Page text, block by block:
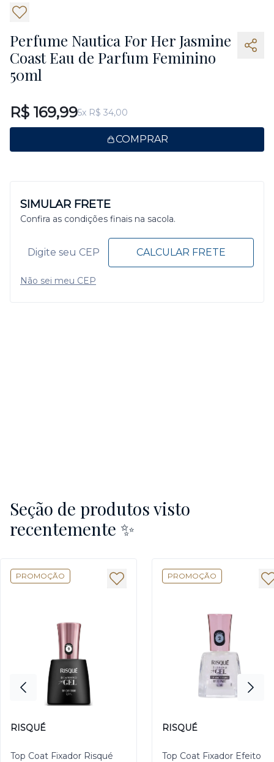
Perfume Nautica For Her Jasmine
Coast Eau de Parfum Feminino
50ml
R$ 169,995x R$ 34,00
COMPRAR
SIMULAR FRETE
Confira as condições finais na sacola.
CALCULAR FRETE
Não sei meu CEP
Seção de produtos visto
recentemente ✨
PROMOÇÃO
RISQUÉ
Top Coat Fixador Risqué
PROMOÇÃO
RISQUÉ
Top Coat Fixador Efeito